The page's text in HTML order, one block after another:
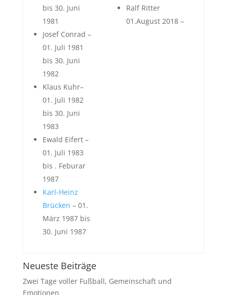
bis 30. Juni
1981
Josef Conrad –
01. Juli 1981
bis 30. Juni
1982
Klaus Kuhr–
01. Juli 1982
bis 30. Juni
1983
Ewald Eifert –
01. Juli 1983
bis . Feburar
1987
Karl-Heinz
Brücken – 01.
März 1987 bis
30. Juni 1987
Ralf Ritter
01.August 2018 –
Neueste Beiträge
Zwei Tage voller Fußball, Gemeinschaft und
Emotionen